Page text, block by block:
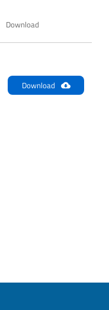
Download
Download